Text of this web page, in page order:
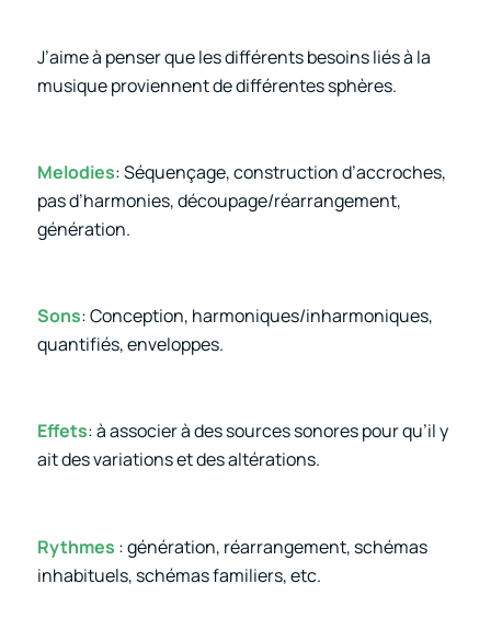
J’aime à penser que les différents besoins liés à la
musique proviennent de différentes sphères.
Melodies: Séquençage, construction d’accroches,
pas d’harmonies, découpage/réarrangement,
génération.
Sons: Conception, harmoniques/inharmoniques,
quantifiés, enveloppes.
Effets: à associer à des sources sonores pour qu’il y
ait des variations et des altérations.
Rythmes : génération, réarrangement, schémas
inhabituels, schémas familiers, etc.